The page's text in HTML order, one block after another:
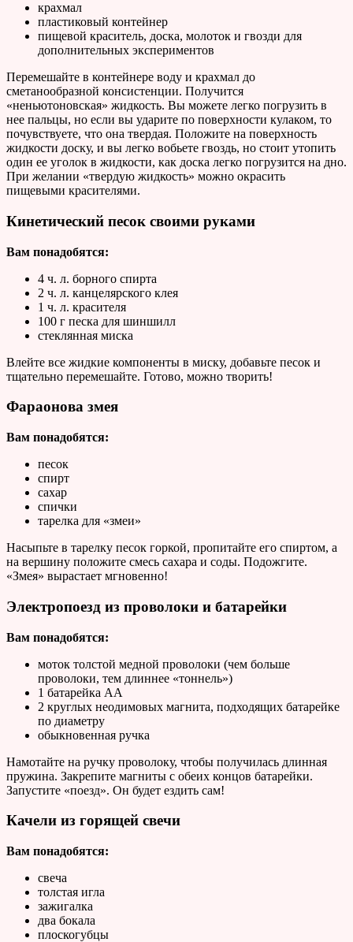
крахмал
пластиковый контейнер
пищевой краситель, доска, молоток и гвозди для
дополнительных экспериментов
Перемешайте в контейнере воду и крахмал до
сметанообразной консистенции. Получится
«неньютоновская» жидкость. Вы можете легко погрузить в
нее пальцы, но если вы ударите по поверхности кулаком, то
почувствуете, что она твердая. Положите на поверхность
жидкости доску, и вы легко вобьете гвоздь, но стоит утопить
один ее уголок в жидкости, как доска легко погрузится на дно.
При желании «твердую жидкость» можно окрасить
пищевыми красителями.
Кинетический песок своими руками
Вам понадобятся:
4 ч. л. борного спирта
2 ч. л. канцелярского клея
1 ч. л. красителя
100 г песка для шиншилл
стеклянная миска
Влейте все жидкие компоненты в миску, добавьте песок и
тщательно перемешайте. Готово, можно творить!
Фараонова змея
Вам понадобятся:
песок
спирт
сахар
спички
тарелка для «змеи»
Насыпьте в тарелку песок горкой, пропитайте его спиртом, а
на вершину положите смесь сахара и соды. Подожгите.
«Змея» вырастает мгновенно!
Электропоезд из проволоки и батарейки
Вам понадобятся:
моток толстой медной проволоки (чем больше
проволоки, тем длиннее «тоннель»)
1 батарейка АА
2 круглых неодимовых магнита, подходящих батарейке
по диаметру
обыкновенная ручка
Намотайте на ручку проволоку, чтобы получилась длинная
пружина. Закрепите магниты с обеих концов батарейки.
Запустите «поезд». Он будет ездить сам!
Качели из горящей свечи
Вам понадобятся:
свеча
толстая игла
зажигалка
два бокала
плоскогубцы